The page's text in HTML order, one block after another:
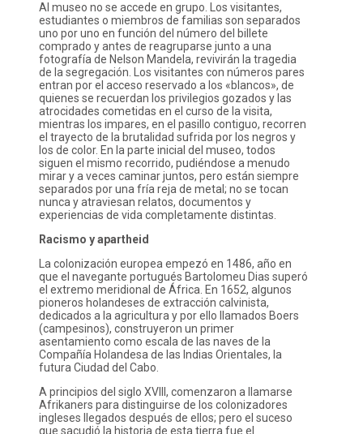
Al museo no se accede en grupo. Los visitantes,
estudiantes o miembros de familias son separados
uno por uno en función del número del billete
comprado y antes de reagruparse junto a una
fotografía de Nelson Mandela, revivirán la tragedia
de la segregación. Los visitantes con números pares
entran por el acceso reservado a los «blancos», de
quienes se recuerdan los privilegios gozados y las
atrocidades cometidas en el curso de la visita,
mientras los impares, en el pasillo contiguo, recorren
el trayecto de la brutalidad sufrida por los negros y
los de color. En la parte inicial del museo, todos
siguen el mismo recorrido, pudiéndose a menudo
mirar y a veces caminar juntos, pero están siempre
separados por una fría reja de metal; no se tocan
nunca y atraviesan relatos, documentos y
experiencias de vida completamente distintas.
Racismo y apartheid
La colonización europea empezó en 1486, año en
que el navegante portugués Bartolomeu Dias superó
el extremo meridional de África. En 1652, algunos
pioneros holandeses de extracción calvinista,
dedicados a la agricultura y por ello llamados Boers
(campesinos), construyeron un primer
asentamiento como escala de las naves de la
Compañía Holandesa de las Indias Orientales, la
futura Ciudad del Cabo.
A principios del siglo XVIII, comenzaron a llamarse
Afrikaners para distinguirse de los colonizadores
ingleses llegados después de ellos; pero el suceso
que sacudió la historia de esta tierra fue el